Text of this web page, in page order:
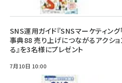
SNS運用ガイド『SNSマーケティング
事典88 売り上げにつながるアクシ
る』を3名様にプレゼント
7月10日 10:00